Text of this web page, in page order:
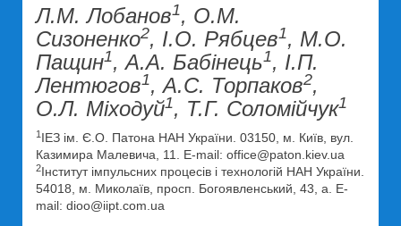
Л.М. Лобанов1, О.М.
Сизоненко2, І.О. Рябцев1, М.О.
Пащин1, А.А. Бабінець1, І.П.
Лентюгов1, А.С. Торпаков2,
О.Л. Міходуй1, Т.Г. Соломійчук1
1 ІЕЗ ім. Є.О. Патона НАН України. 03150, м. Київ, вул.
Казимира Малевича, 11. E-mail: office@paton.kiev.ua
2Інститут імпульсних процесів і технологій НАН України.
54018, м. Миколаїв, просп. Богоявленський, 43, а. E-
mail: dioo@iipt.com.ua